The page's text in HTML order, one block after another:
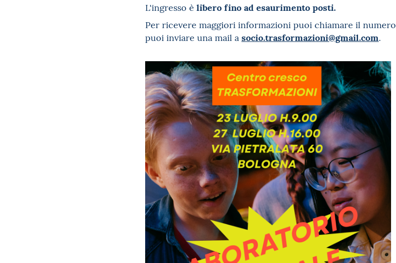
L'ingresso è libero fino ad esaurimento posti.
Per ricevere maggiori informazioni puoi chiamare il numero
puoi inviare una mail a socio.trasformazioni@gmail.com.